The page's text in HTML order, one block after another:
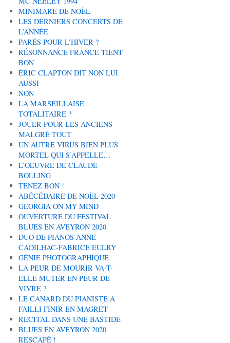
MINIMARE DE NOËL
LES DERNIERS CONCERTS DE
L’ANNÉE
PARÉS POUR L’HIVER ?
RÉSONNANCE FRANCE TIENT
BON
ÉRIC CLAPTON DIT NON LUI
AUSSI
NON
LA MARSEILLAISE
TOTALITAIRE ?
JOUER POUR LES ANCIENS
MALGRÉ TOUT
UN AUTRE VIRUS BIEN PLUS
MORTEL QUI S’APPELLE…
L’OEUVRE DE CLAUDE
BOLLING
TENEZ BON !
ABÉCÉDAIRE DE NOËL 2020
GEORGIA ON MY MIND
OUVERTURE DU FESTIVAL
BLUES EN AVEYRON 2020
DUO DE PIANOS ANNE
CADILHAC-FABRICE EULRY
GÉNIE PHOTOGRAPHIQUE
LA PEUR DE MOURIR VA-T-
ELLE MUTER EN PEUR DE
VIVRE ?
LE CANARD DU PIANISTE A
FAILLI FINIR EN MAGRET
RECITAL DANS UNE BASTIDE
BLUES EN AVEYRON 2020
RESCAPÉ !